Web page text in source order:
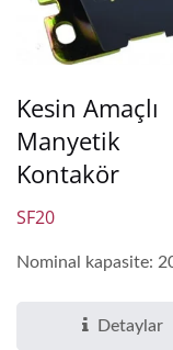
Kesin Amaçlı
Manyetik
Kontakör
SF20
Nominal kapasite:
Detaylar